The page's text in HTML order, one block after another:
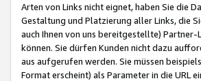
Arten von Links nicht eignet, haben Sie die
Gestaltung und Platzierung aller Links, die
auch Ihnen von uns bereitgestellte)
können. Sie dürfen Kunden nicht dazu
aus aufgerufen werden. Sie müssen
Format erscheint) als Parameter in die URL